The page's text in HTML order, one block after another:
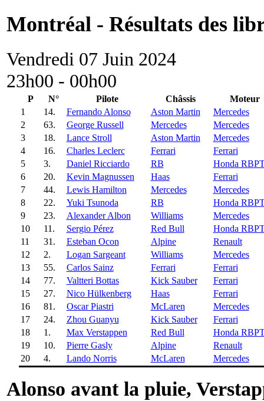
Montréal - Résultats des
Vendredi 07 Juin 2024
23h00 - 00h00
P N° Pilote Châssis
Moteur
1
14. Fernando Alonso Aston Martin
Mercedes
2
63. George Russell Mercedes
Mercedes
3
18. Lance Stroll Aston Martin
Mercedes
4
16. Charles Leclerc Ferrari
Ferrari
5
3. Daniel Ricciardo RB
Honda
6
20. Kevin Magnussen Haas
Ferrari
7
44. Lewis Hamilton Mercedes
Mercedes
8
22. Yuki Tsunoda RB
Honda
9
23. Alexander Albon Williams
Mercedes
10
11. Sergio Pérez Red Bull
Honda
11
31. Esteban Ocon Alpine
Renault
12
2. Logan Sargeant Williams
Mercedes
13
55. Carlos Sainz Ferrari
Ferrari
14
77. Valtteri Bottas Kick Sauber
Ferrari
15
27. Nico Hülkenberg Haas
Ferrari
16
81. Oscar Piastri McLaren
Mercedes
17
24. Zhou Guanyu Kick Sauber
Ferrari
18
1. Max Verstappen Red Bull
Honda
19
10. Pierre Gasly Alpine
Renault
20
4. Lando Norris McLaren Mercedes
Alonso avant la pluie,